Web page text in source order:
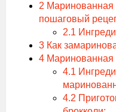
2 Маринованная
пошаговый
2.1
3 Как
4 Маринованная
4.1
4.2